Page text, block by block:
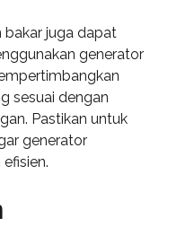
bakar juga dapat
generator
sesuai dengan
Pastikan untuk
generator